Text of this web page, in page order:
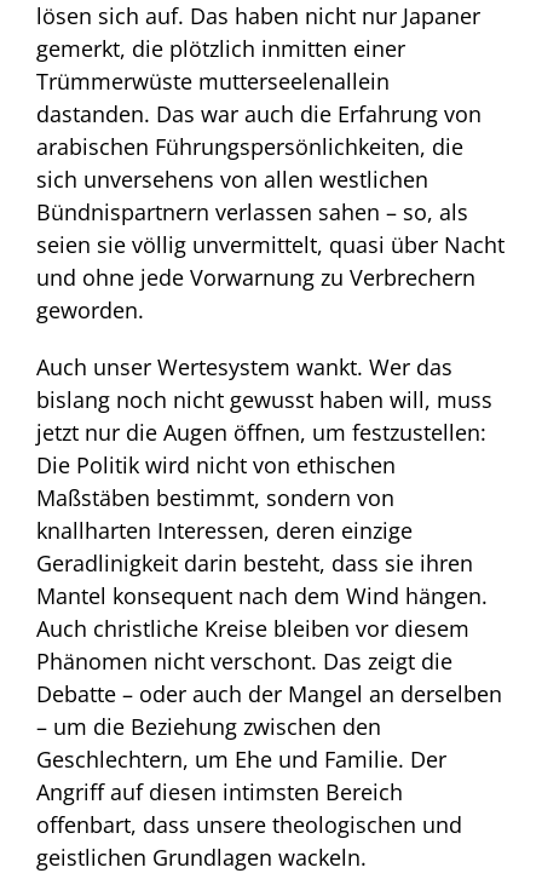
lösen sich auf. Das haben nicht nur Japaner
gemerkt, die plötzlich inmitten einer
Trümmerwüste mutterseelenallein
dastanden. Das war auch die Erfahrung von
arabischen Führungspersönlichkeiten, die
sich unversehens von allen westlichen
Bündnispartnern verlassen sahen – so, als
seien sie völlig unvermittelt, quasi über Nacht
und ohne jede Vorwarnung zu Verbrechern
geworden.
Auch unser Wertesystem wankt. Wer das
bislang noch nicht gewusst haben will, muss
jetzt nur die Augen öffnen, um festzustellen:
Die Politik wird nicht von ethischen
Maßstäben bestimmt, sondern von
knallharten Interessen, deren einzige
Geradlinigkeit darin besteht, dass sie ihren
Mantel konsequent nach dem Wind hängen.
Auch christliche Kreise bleiben vor diesem
Phänomen nicht verschont. Das zeigt die
Debatte – oder auch der Mangel an derselben
– um die Beziehung zwischen den
Geschlechtern, um Ehe und Familie. Der
Angriff auf diesen intimsten Bereich
offenbart, dass unsere theologischen und
geistlichen Grundlagen wackeln.